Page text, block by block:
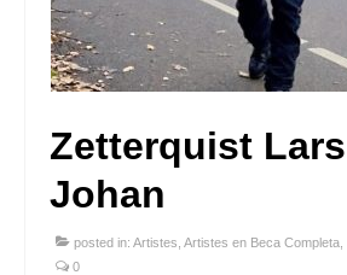
Zetterquist Lars
Johan
posted in: Artistes Artistes en Beca Completa
0